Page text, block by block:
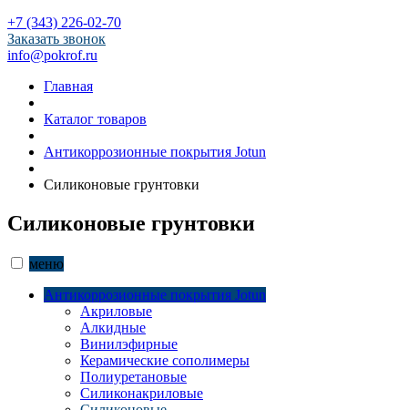
+7 (343) 226-02-70
Заказать звонок
info@pokrof.ru
Главная
Каталог товаров
Антикоррозионные покрытия Jotun
Силиконовые грунтовки
Силиконовые грунтовки
меню
Антикоррозионные покрытия Jotun
Акриловые
Алкидные
Винилэфирные
Керамические сополимеры
Полиуретановые
Силиконакриловые